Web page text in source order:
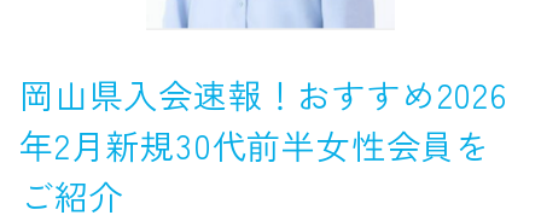
岡山県入会速報！おすすめ2026
年2月新規30代前半女性会員を
ご紹介